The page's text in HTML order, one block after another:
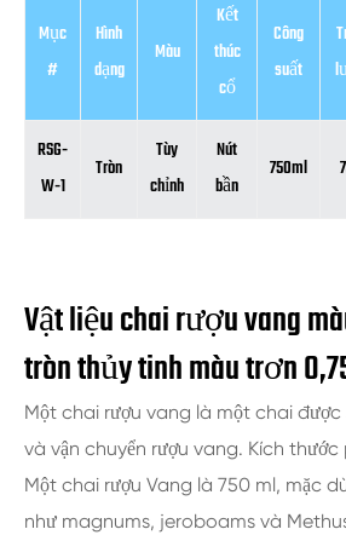
Mục
#
Hình
dạng
Màu
Kết
thúc
cổ
Công
suất
RSG-
W-1
Tròn
Tùy
chỉnh
Nút
bần
750ml
Vật liệu chai rượu vang
tròn thủy tinh màu trơn
Một chai rượu vang là một chai được
và vận chuyển rượu vang. Kích
Một chai rượu Vang là 750 ml, mặc
như magnums, jeroboams và